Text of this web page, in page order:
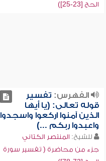
الحج [23-25])
الفهرس: تفسير
قوله تعالى: (يا أيها
الذين آمنوا اركعوا واسجدوا
واعبدوا ربكم ...)
للشيخ: المنتصر الكتاني
جزء من محاضرة ( تفسير سورة